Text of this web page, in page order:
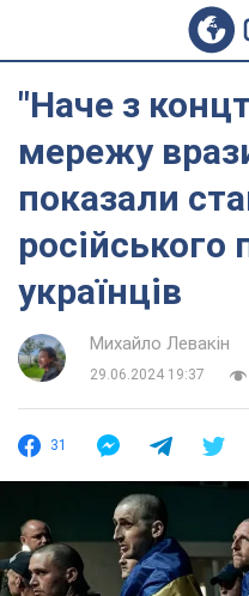
"Наче з
мережу
показали
російського
українців
Михайло Левакін
29.06.2024 19:37
31